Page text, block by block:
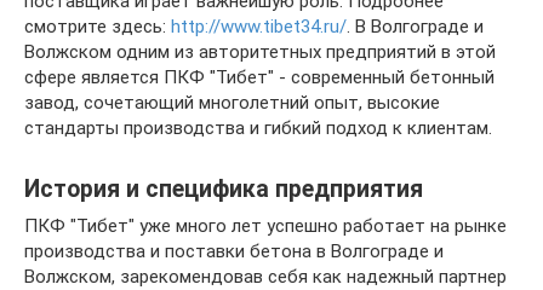
смотрите здесь: http://www.tibet34.ru/. В Волгограде и
Волжском одним из авторитетных предприятий в этой
сфере является ПКФ "Тибет" - современный бетонный
завод, сочетающий многолетний опыт, высокие
стандарты производства и гибкий подход к клиентам.
История и специфика предприятия
ПКФ "Тибет" уже много лет успешно работает на рынке
производства и поставки бетона в Волгограде и
Волжском, зарекомендовав себя как надежный партнер